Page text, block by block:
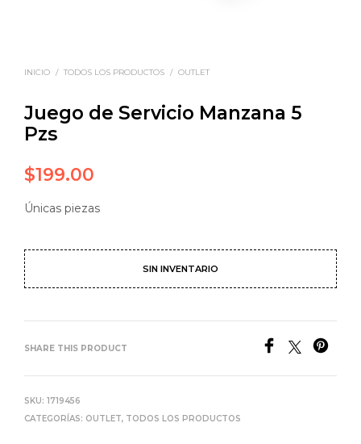
INICIO / TODOS LOS PRODUCTOS / OUTLET
Juego de Servicio Manzana 5
Pzs
$199.00
Únicas piezas
SIN INVENTARIO
SHARE THIS PRODUCT
SKU: 1719456
CATEGORÍAS: OUTLET, TODOS LOS PRODUCTOS